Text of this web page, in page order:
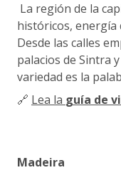
La región de la
históricos, energía
Desde las calles
palacios de Sintra
variedad es la
🔗 Lea la guía de
Madeira